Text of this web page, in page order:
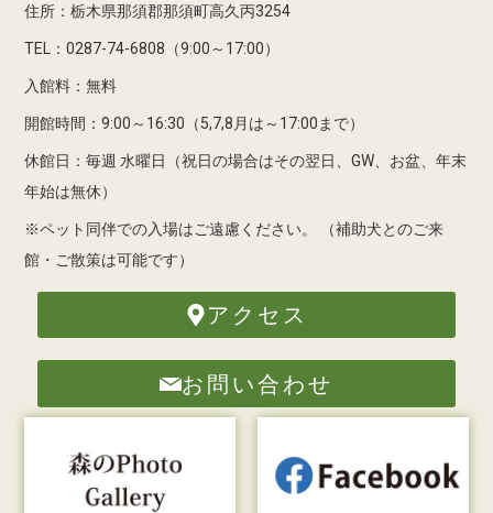
住所：栃木県那須郡那須町高久丙3254
TEL：0287-74-6808（9:00～17:00）
入館料：無料
開館時間：9:00～16:30（5,7,8月は～17:00まで）
休館日：毎週 水曜日（祝日の場合はその翌日、GW、お盆、年末
年始は無休）
※ペット同伴での入場はご遠慮ください。
（補助犬とのご来
館・ご散策は可能です）
アクセス
お問い合わせ